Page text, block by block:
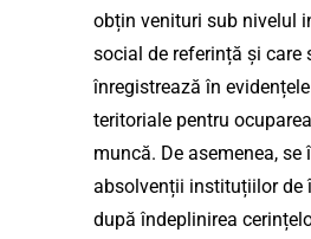
obțin venituri sub nivelul
social de referință și care
înregistrează în
teritoriale pentru
muncă. De asemenea, se
absolvenții instituțiilor de
după îndeplinirea